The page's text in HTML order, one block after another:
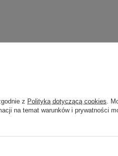
programów sprzedażowych i
online, obróbka zdjęć, media
porty są w pełni sprawne i
z Polityką dotyczącą cookies .
na temat warunków i prywatności